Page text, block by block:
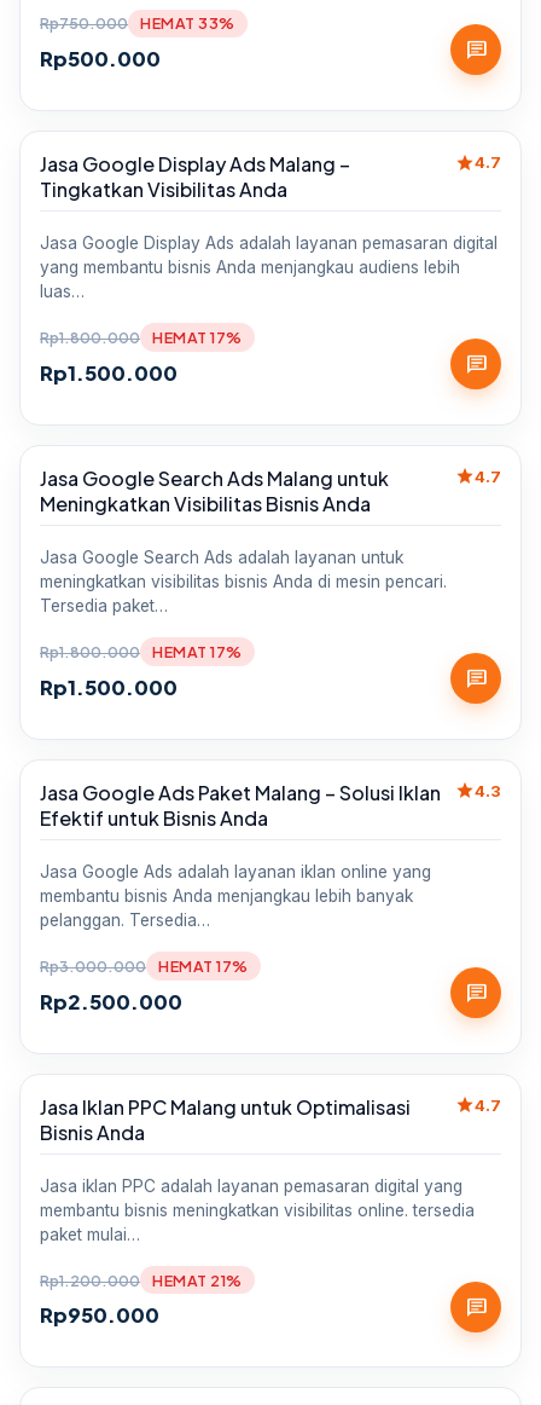
Rp750.000
Rp500.000
HEMAT 33%
chat
Sale
Jasa Google Display Ads Malang –
Tingkatkan Visibilitas Anda
star4.7
Jasa Google Display Ads adalah layanan pemasaran digital
yang membantu bisnis Anda menjangkau audiens lebih
luas…
Rp1.800.000
Rp1.500.000
HEMAT 17%
chat
Sale
Jasa Google Search Ads Malang untuk
Meningkatkan Visibilitas Bisnis Anda
star4.7
Jasa Google Search Ads adalah layanan untuk
meningkatkan visibilitas bisnis Anda di mesin pencari.
Tersedia paket…
Rp1.800.000
Rp1.500.000
HEMAT 17%
chat
Sale
Jasa Google Ads Paket Malang – Solusi Iklan
Efektif untuk Bisnis Anda
star4.3
Jasa Google Ads adalah layanan iklan online yang
membantu bisnis Anda menjangkau lebih banyak
pelanggan. Tersedia…
Rp3.000.000
Rp2.500.000
HEMAT 17%
chat
Sale
Jasa Iklan PPC Malang untuk Optimalisasi
Bisnis Anda
star4.7
Jasa iklan PPC adalah layanan pemasaran digital yang
membantu bisnis meningkatkan visibilitas online. tersedia
paket mulai…
Rp1.200.000
Rp950.000
HEMAT 21%
chat